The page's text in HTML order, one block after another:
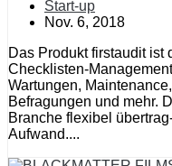
Start-up
Nov. 6, 2018
Das Produkt firstaudit
Checklisten-
Wartungen,
Befragungen und mehr.
Branche flexibel
Aufwand....